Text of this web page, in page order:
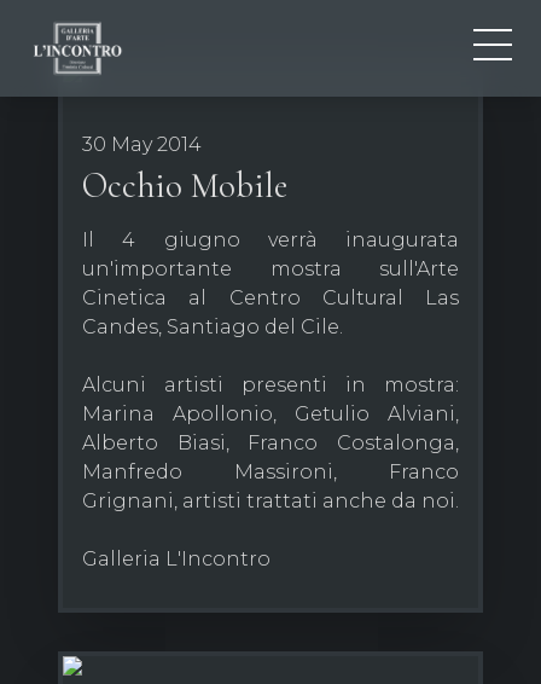
ABOUT US
NEWS AND EVENTS
EXHIBITIONS
CONTACTS
30 May 2014
Occhio Mobile
Il 4 giugno verrà inaugurata
un'importante mostra sull'Arte
Cinetica al Centro Cultural Las
Candes, Santiago del Cile.
Alcuni artisti presenti in mostra:
Marina Apollonio, Getulio Alviani,
Alberto Biasi, Franco Costalonga,
Manfredo Massironi, Franco
Grignani, artisti trattati anche da noi.
Galleria L'Incontro